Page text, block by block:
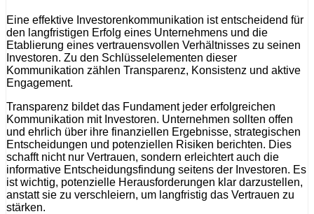
Eine effektive Investorenkommunikation ist entscheidend für
den langfristigen Erfolg eines Unternehmens und die
Etablierung eines vertrauensvollen Verhältnisses zu seinen
Investoren. Zu den Schlüsselelementen dieser
Kommunikation zählen Transparenz, Konsistenz und aktive
Engagement.
Transparenz bildet das Fundament jeder erfolgreichen
Kommunikation mit Investoren. Unternehmen sollten offen
und ehrlich über ihre finanziellen Ergebnisse, strategischen
Entscheidungen und potenziellen Risiken berichten. Dies
schafft nicht nur Vertrauen, sondern erleichtert auch die
informative Entscheidungsfindung seitens der Investoren. Es
ist wichtig, potenzielle Herausforderungen klar darzustellen,
anstatt sie zu verschleiern, um langfristig das Vertrauen zu
stärken.